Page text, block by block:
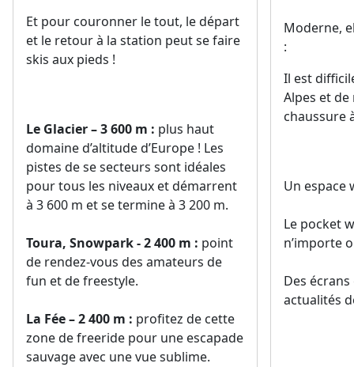
Et pour couronner le tout, le départ
et le retour à la station peut se faire
skis aux pieds !
Le Glacier – 3 600 m : plus haut
domaine d’altitude d’Europe ! Les
pistes de se secteurs sont idéales
pour tous les niveaux et démarrent
à 3 600 m et se termine à 3 200 m.
Toura, Snowpark - 2 400 m : point
de rendez-vous des amateurs de
fun et de freestyle.
La Fée – 2 400 m : profitez de cette
zone de freeride pour une escapade
sauvage avec une vue sublime.
Moderne,
:
Il est
Alpes et
chaussure
Un espace
Le pocket
n’importe
Des
actualités